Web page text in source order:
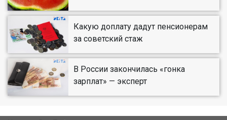
Какую доплату дадут пенсионерам
за советский стаж
В России закончилась «гонка
зарплат» — эксперт